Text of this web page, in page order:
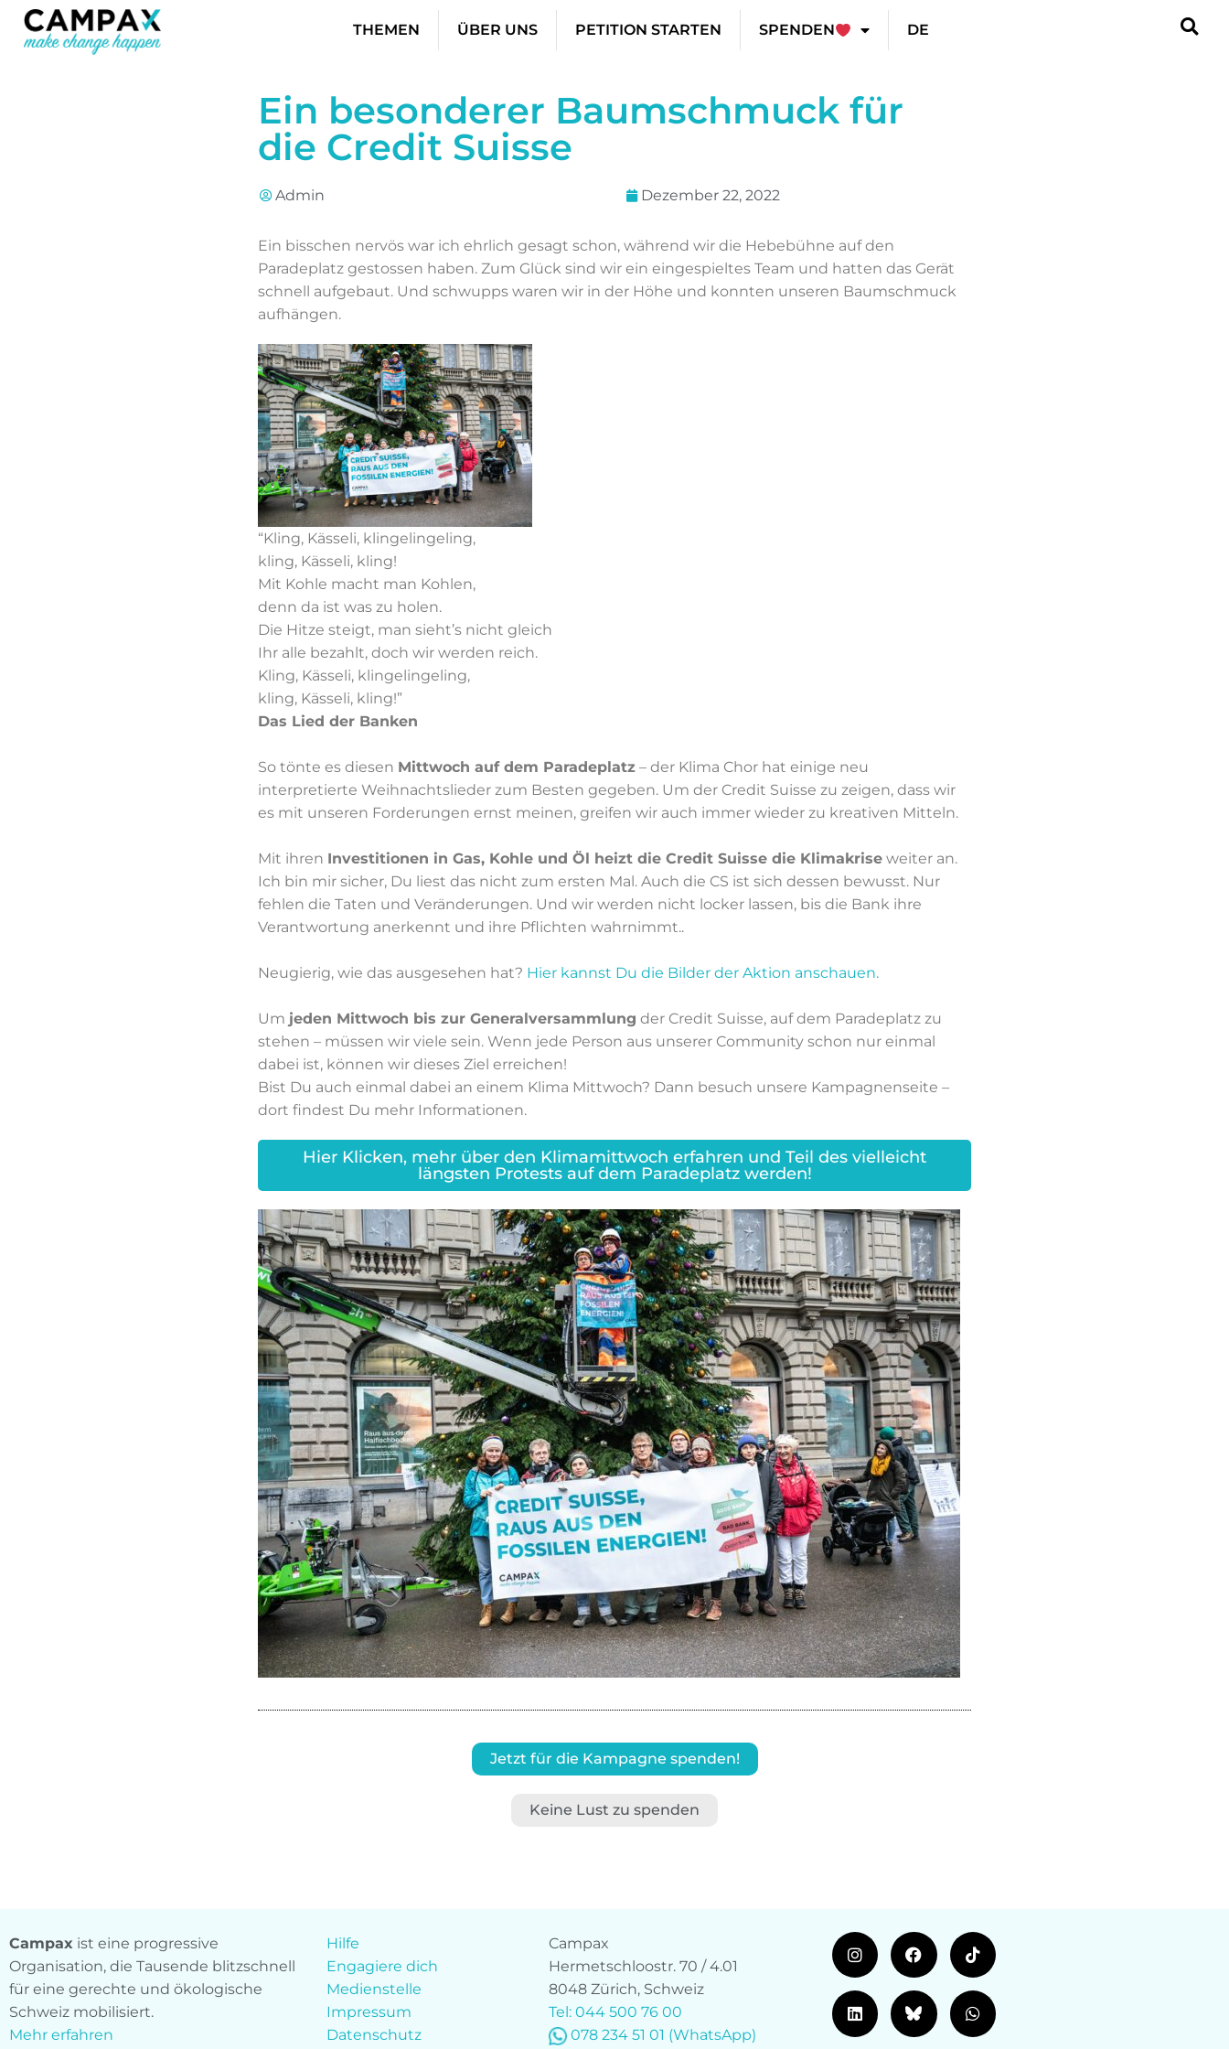
THEMEN ÜBER UNS PETITION STARTEN SPENDEN DE
Ein besonderer Baumschmuck für
die Credit Suisse​
Admin Dezember 22, 2022
Ein bisschen nervös war ich ehrlich gesagt schon, während wir die Hebebühne auf den
Paradeplatz gestossen haben. Zum Glück sind wir ein eingespieltes Team und hatten das Gerät
schnell aufgebaut. Und schwupps waren wir in der Höhe und konnten unseren Baumschmuck
aufhängen.
“Kling, Kässeli, klingelingeling,
kling, Kässeli, kling!
Mit Kohle macht man Kohlen,
denn da ist was zu holen.
Die Hitze steigt, man sieht’s nicht gleich
Ihr alle bezahlt, doch wir werden reich.
Kling, Kässeli, klingelingeling,
kling, Kässeli, kling!”
Das Lied der Banken
So tönte es diesen Mittwoch auf dem Paradeplatz – der Klima Chor hat einige neu
interpretierte Weihnachtslieder zum Besten gegeben. Um der Credit Suisse zu zeigen, dass wir
es mit unseren Forderungen ernst meinen, greifen wir auch immer wieder zu kreativen Mitteln.
Mit ihren Investitionen in Gas, Kohle und Öl heizt die Credit Suisse die Klimakrise weiter an.
Ich bin mir sicher, Du liest das nicht zum ersten Mal. Auch die CS ist sich dessen bewusst. Nur
fehlen die Taten und Veränderungen. Und wir werden nicht locker lassen, bis die Bank ihre
Verantwortung anerkennt und ihre Pflichten wahrnimmt..
Neugierig, wie das ausgesehen hat? Hier kannst Du die Bilder der Aktion anschauen.
Um jeden Mittwoch bis zur Generalversammlung der Credit Suisse, auf dem Paradeplatz zu
stehen – müssen wir viele sein. Wenn jede Person aus unserer Community schon nur einmal
dabei ist, können wir dieses Ziel erreichen!
Bist Du auch einmal dabei an einem Klima Mittwoch? Dann besuch unsere Kampagnenseite –
dort findest Du mehr Informationen.
Hier Klicken, mehr über den Klimamittwoch erfahren und Teil des vielleicht
längsten Protests auf dem Paradeplatz werden!
Jetzt für die Kampagne spenden!
Keine Lust zu spenden
Campax ist eine progressive
Organisation, die Tausende blitzschnell
für eine gerechte und ökologische
Schweiz mobilisiert.
Mehr erfahren
Hilfe
Engagiere dich
Medienstelle
Impressum
Datenschutz
Campax
Hermetschloostr. 70 / 4.01
8048 Zürich, Schweiz
Tel: 044 500 76 00
078 234 51 01 (WhatsApp)